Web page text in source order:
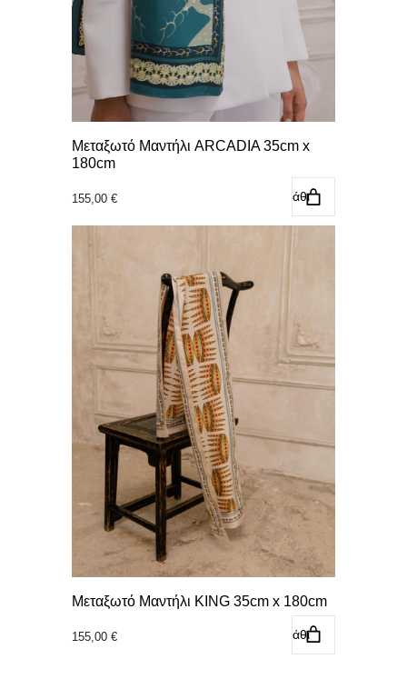
Μεταξωτό Μαντήλι ARCADIA 35cm x
180cm
155,00 € Προσθήκη στο καλάθι
Μεταξωτό Μαντήλι KING 35cm x 180cm
155,00 € Προσθήκη στο καλάθι